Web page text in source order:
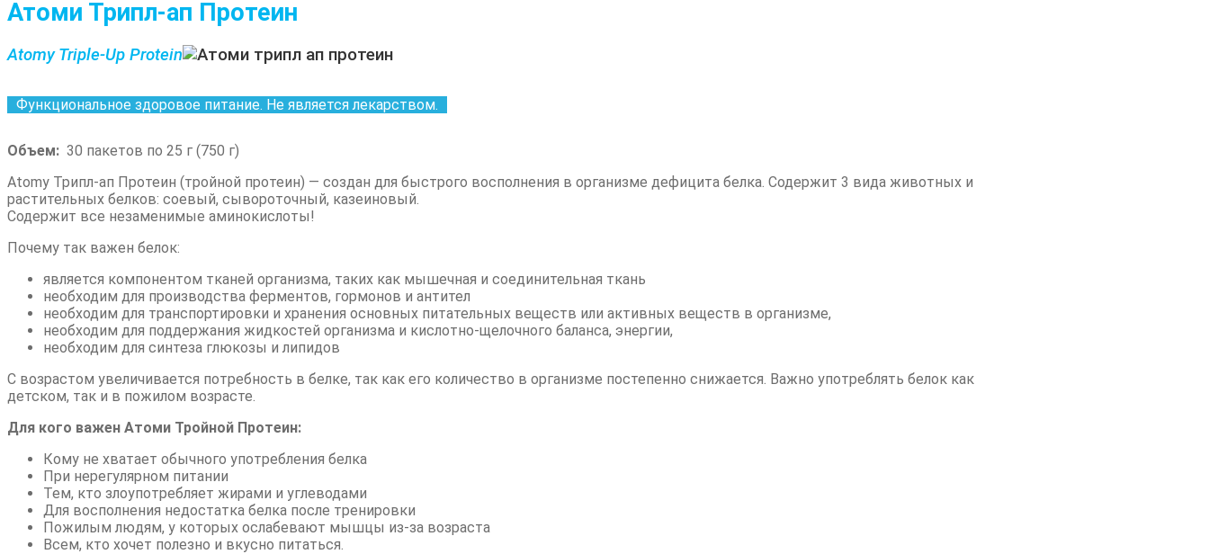
Атоми Трипл-ап Протеин
Atomy Triple-Up Protein
Функциональное здоровое питание. Не является лекарством.
Объем: 30 пакетов по 25 г (750 г)
Atomy Трипл-ап Протеин (тройной протеин) — создан для быстрого восполнения в организме дефицита белка. Содержит 3 вида животных и
растительных белков: соевый, сывороточный, казеиновый.
Содержит все незаменимые аминокислоты!
Почему так важен белок:
является компонентом тканей организма, таких как мышечная и соединительная ткань
необходим для производства ферментов, гормонов и антител
необходим для транспортировки и хранения основных питательных веществ или активных веществ в организме,
необходим для поддержания жидкостей организма и кислотно-щелочного баланса, энергии,
необходим для синтеза глюкозы и липидов
С возрастом увеличивается потребность в белке, так как его количество в организме постепенно снижается. Важно употреблять белок как
детском, так и в пожилом возрасте.
Для кого важен Атоми Тройной Протеин:
Кому не хватает обычного употребления белка
При нерегулярном питании
Тем, кто злоупотребляет жирами и углеводами
Для восполнения недостатка белка после тренировки
Пожилым людям, у которых ослабевают мышцы из-за возраста
Всем, кто хочет полезно и вкусно питаться.